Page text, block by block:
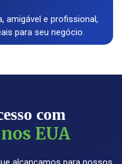
amigável e profissional,
para seu negócio.
com
EUA